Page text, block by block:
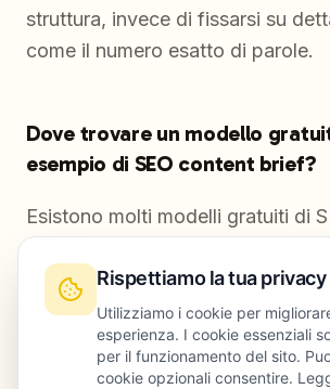
struttura, invece di fissarsi su
come il numero esatto di parole.
Dove trovare un modello
esempio di SEO content brief?
Esistono molti modelli gratuiti di
limitano a offrire campi da
guidare davvero su intento,
entità o struttura utile per le
processo di Launchmind integra
Rispettiamo la tua privacy
Utilizziamo i cookie per
esperienza. I cookie essenziali
per il funzionamento del sito.
cookie opzionali consentire.